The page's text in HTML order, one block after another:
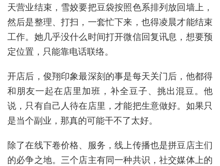
天营业结束，雪姣要把豆袋按照色系排列放回墙上，
然后是整理、打扫，一套忙下来，也得凌晨才能结束
工作。她几乎没什么时间打开微信回复讯息，想要预
定位置，只能靠电话联络。
开店后，俊翔印象最深刻的事是每天关门后，他都得
和朋友一起在店里加班，补全豆子、挑出混豆。他
说，只有自己人待在店里，才能把生意做好。如果只
是当个副业，那真的可能干不了太好。
除了在线下卷价格、服务，线上传播也是拼豆店主们
的必争之地。三个店主有同一种共识，社交媒体上的